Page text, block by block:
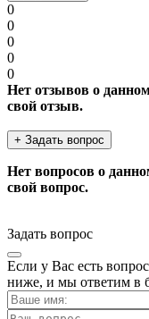
0
0
0
0
0
Нет отзывов о
свой отзыв.
+ Задать вопрос
Нет вопросов о
свой вопрос.
Задать вопрос
Если у Вас есть
ниже, и мы ответим в